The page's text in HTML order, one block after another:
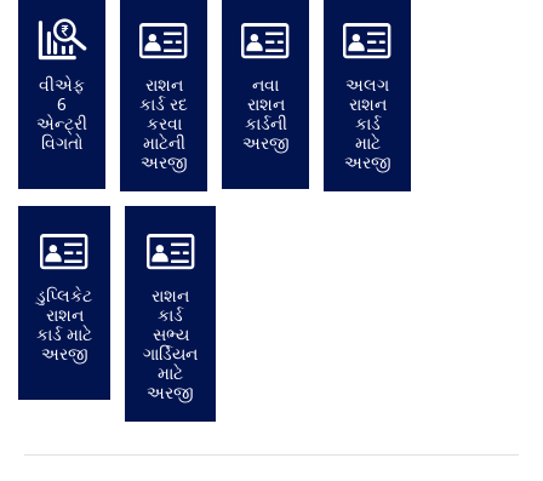
વીએફ
6
એન્ટ્રી
વિગતો
રાશન
કાર્ડ રદ
કરવા
માટેની
અરજી
નવા
રાશન
કાર્ડની
અરજી
અલગ
રાશન
કાર્ડ
માટે
અરજી
ડુપ્લિકેટ
રાશન
કાર્ડ માટે
અરજી
રાશન
કાર્ડ
સભ્ય
ગાર્ડિયન
માટે
અરજી